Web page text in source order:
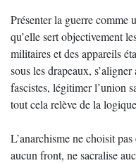
Présenter la guerre comme
qu’elle sert objectivement
militaires et des appareils
sous les drapeaux,
fascistes, légitimer l’union
tout cela relève de la
L’anarchisme ne choisit
aucun front, ne sacralise